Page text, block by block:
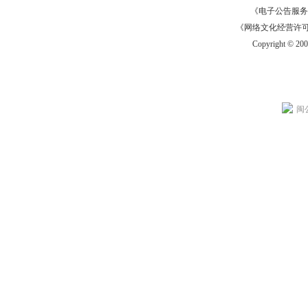
《电子公告服务
《网络文化经营许
Copyright ©
闽